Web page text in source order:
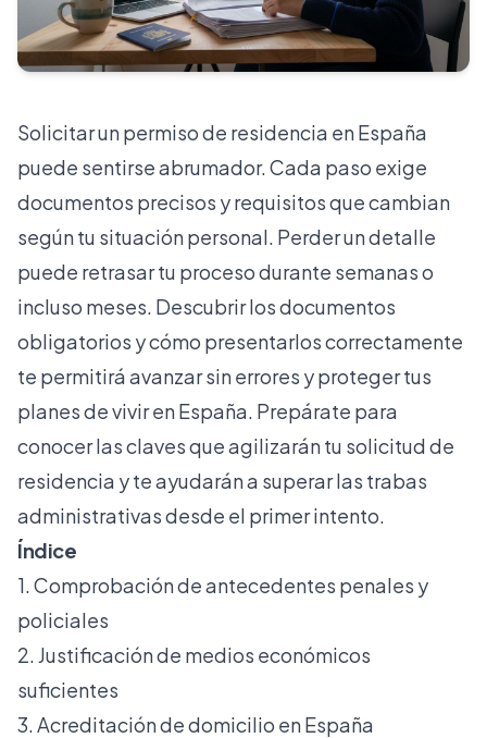
Solicitar un permiso de residencia en España
puede sentirse abrumador. Cada paso exige
documentos precisos y requisitos que cambian
según tu situación personal. Perder un detalle
puede retrasar tu proceso durante semanas o
incluso meses. Descubrir los documentos
obligatorios y cómo presentarlos correctamente
te permitirá avanzar sin errores y proteger tus
planes de vivir en España. Prepárate para
conocer las claves que agilizarán tu solicitud de
residencia y te ayudarán a superar las trabas
administrativas desde el primer intento.
Índice
1. Comprobación de antecedentes penales y
policiales
2. Justificación de medios económicos
suficientes
3. Acreditación de domicilio en España